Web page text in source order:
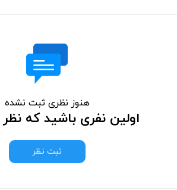
هنوز نظری ثبت نشده
اولین نفری باشید که
ثبت نظر